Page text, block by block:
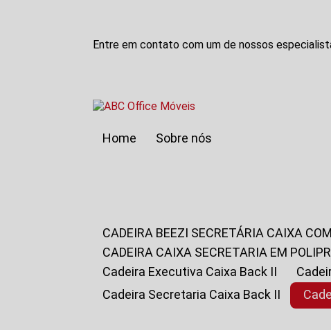
Entre em contato com um de nossos
Home
Sobre nós
CADEIRA BEEZI SECRETÁRIA CAIXA
CADEIRA CAIXA SECRETARIA EM
Cadeira Executiva Caixa Back II
Cadeira Secretaria Caixa Back II